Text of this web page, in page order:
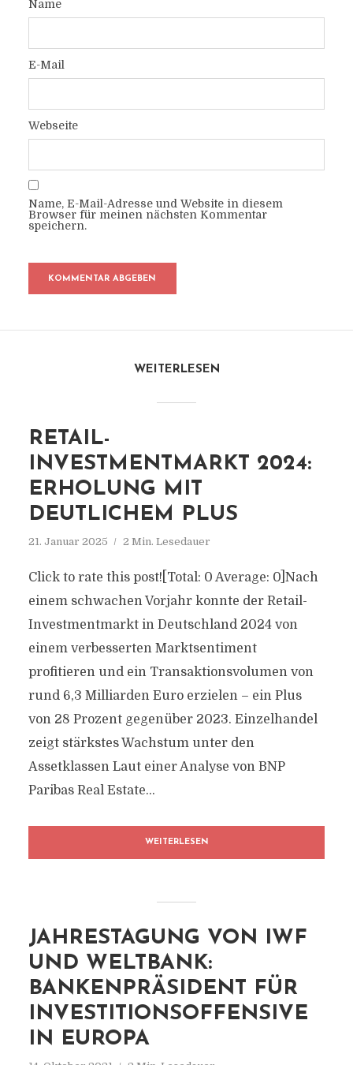
Name
E-Mail
Webseite
Name, E-Mail-Adresse und Website in diesem
Browser für meinen nächsten Kommentar
speichern.
WEITERLESEN
RETAIL-
INVESTMENTMARKT 2024:
ERHOLUNG MIT
DEUTLICHEM PLUS
21. Januar 2025 2 Min. Lesedauer
Click to rate this post![Total: 0 Average: 0]Nach
einem schwachen Vorjahr konnte der Retail-
Investmentmarkt in Deutschland 2024 von
einem verbesserten Marktsentiment
profitieren und ein Transaktionsvolumen von
rund 6,3 Milliarden Euro erzielen – ein Plus
von 28 Prozent gegenüber 2023. Einzelhandel
zeigt stärkstes Wachstum unter den
Assetklassen Laut einer Analyse von BNP
Paribas Real Estate...
WEITERLESEN
JAHRESTAGUNG VON IWF
UND WELTBANK:
BANKENPRÄSIDENT FÜR
INVESTITIONSOFFENSIVE
IN EUROPA